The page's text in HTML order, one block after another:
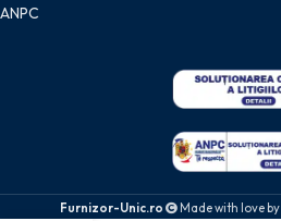
ANPC
Furnizor-Unic.ro Made with love by